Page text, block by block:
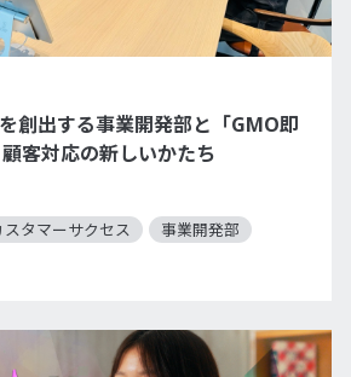
創出する事業開発部と「GMO即
客対応の新しいかたち
スタマーサクセス
事業開発部